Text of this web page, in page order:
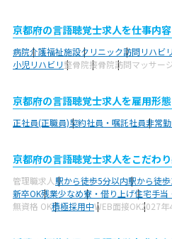
京都府の言語聴覚士求人を仕事内
病院介護福祉施設クリニック訪問リハビ
小児リハビリ整骨院接骨院訪問マッサー
京都府の言語聴覚士求人を雇用形
正社員(正職員)契約社員・嘱託社員非常
京都府の言語聴覚士求人をこだわ
管理職求人駅から徒歩5分以内駅から徒
新卒OK残業少なめ寮・借り上げ住宅手当
無資格 OK積極採用中WEB面接OK2027年